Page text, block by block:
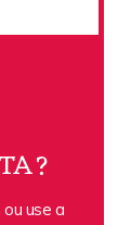
use a